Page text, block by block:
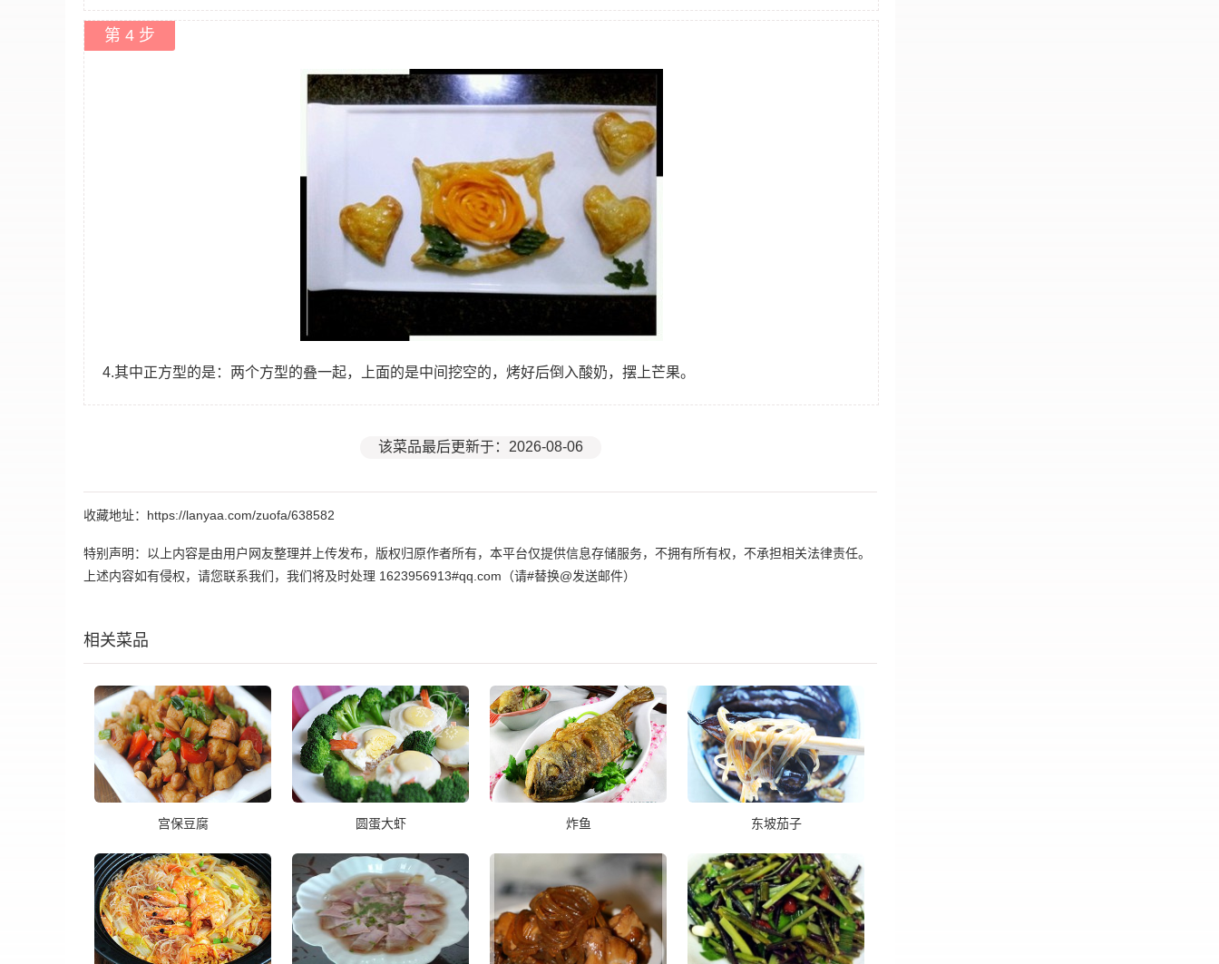
第 4 步
4.其中正方型的是：两个方型的叠一起，上面的是中间挖空的，烤好后倒入酸奶，摆上芒果。
该菜品最后更新于：2026-08-06
收藏地址：https://lanyaa.com/zuofa/638582
特别声明：以上内容是由用户网友整理并上传发布，版权归原作者所有，本平台仅提供信息存储服务，不拥有所有权，不承担相关法律责任。
上述内容如有侵权，请您联系我们，我们将及时处理 1623956913#qq.com（请#替换@发送邮件）
相关菜品
宫保豆腐 圆蛋大虾 炸鱼 东坡茄子